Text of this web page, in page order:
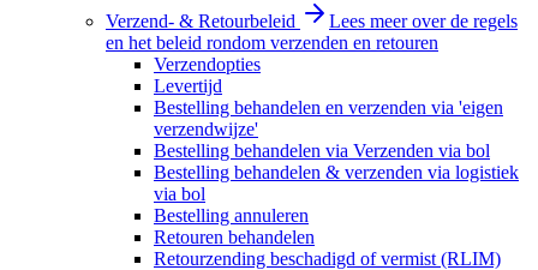
Verzend- & Retourbeleid
Lees meer over de regels
en het beleid rondom verzenden en retouren
Verzendopties
Levertijd
Bestelling behandelen en verzenden via 'eigen
verzendwijze'
Bestelling behandelen via Verzenden via bol
Bestelling behandelen & verzenden via logistiek
via bol
Bestelling annuleren
Retouren behandelen
Retourzending beschadigd of vermist (RLIM)